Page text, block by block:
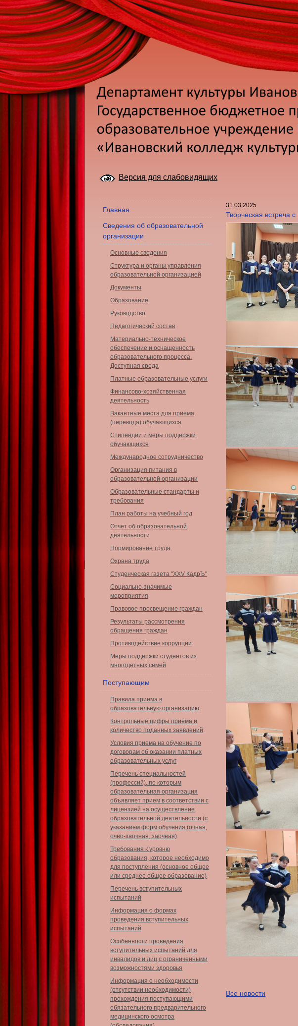
Версия для слабовидящих
Главная
Сведения об образовательной
организации
Основные сведения
Структура и органы управления
образовательной организацией
Документы
Образование
Руководство
Педагогический состав
Материально-техническое
обеспечение и оснащенность
образовательного процесса.
Доступная среда
Платные образовательные услуги
Финансово-хозяйственная
деятельность
Вакантные места для приема
(перевода) обучающихся
Стипендии и меры поддержки
обучающихся
Международное сотрудничество
Организация питания в
образовательной организации
Образовательные стандарты и
требования
План работы на учебный год
Отчет об образовательной
деятельности
Нормирование труда
Охрана труда
Студенческая газета "XXV КадрЪ"
Социально-значимые
мероприятия
Правовое просвещение граждан
Результаты рассмотрения
обращения граждан
Противодействие коррупции
Меры поддержки студентов из
многодетных семей
Поступающим
Правила приема в
образовательную организацию
Контрольные цифры приёма и
количество поданных заявлений
Условия приема на обучение по
договорам об оказании платных
образовательных услуг
Перечень специальностей
(профессий), по которым
образовательная организация
объявляет прием в соответствии с
лицензией на осуществление
образовательной деятельности (с
указанием форм обучения (очная,
очно-заочная, заочная)
Требования к уровню
образования, которое необходимо
для поступления (основное общее
или среднее общее образование)
Перечень вступительных
испытаний
Информация о формах
проведения вступительных
испытаний
Особенности проведения
вступительных испытаний для
инвалидов и лиц с ограниченными
возможностями здоровья
Информация о необходимости
(отсутствии необходимости)
прохождения поступающими
обязательного предварительного
медицинского осмотра
31.03.2025
Творческая встреча
Все новости